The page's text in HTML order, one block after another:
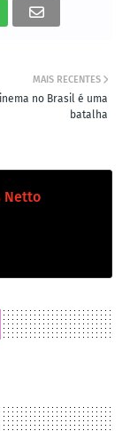
MAIS RECENTES
no Brasil é uma
batalha
Netto